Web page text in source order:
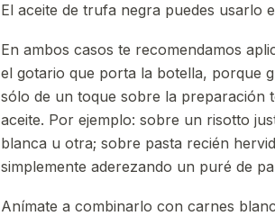
El aceite de trufa negra puedes usarlo
En ambos casos te recomendamos
el gotario que porta la botella, porque
sólo de un toque sobre la preparación
aceite. Por ejemplo: sobre un risotto
blanca u otra; sobre pasta recién
simplemente aderezando un puré de
Anímate a combinarlo con carnes